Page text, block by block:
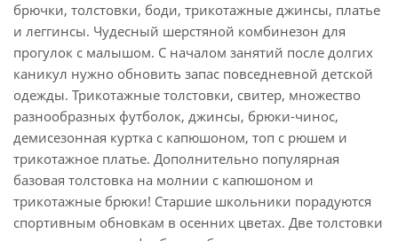
брючки, толстовки, боди, трикотажные джинсы, платье
и леггинсы. Чудесный шерстяной комбинезон для
прогулок с малышом. С началом занятий после долгих
каникул нужно обновить запас повседневной детской
одежды. Трикотажные толстовки, свитер, множество
разнообразных футболок, джинсы, брюки-чинос,
демисезонная куртка с капюшоном, топ с рюшем и
трикотажное платье. Дополнительно популярная
базовая толстовка на молнии с капюшоном и
трикотажные брюки! Старшие школьники порадуются
спортивным обновкам в осенних цветах. Две толстовки